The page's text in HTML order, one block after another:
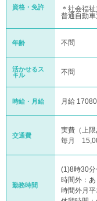
資格・免許
＊社会福
普通自動車
年齢 不問
活かせるス
キル
不問
時給・月給 月給
交通費
実費（上限
毎月
勤務時間
(1)8時30
時間外：あ
時間外月